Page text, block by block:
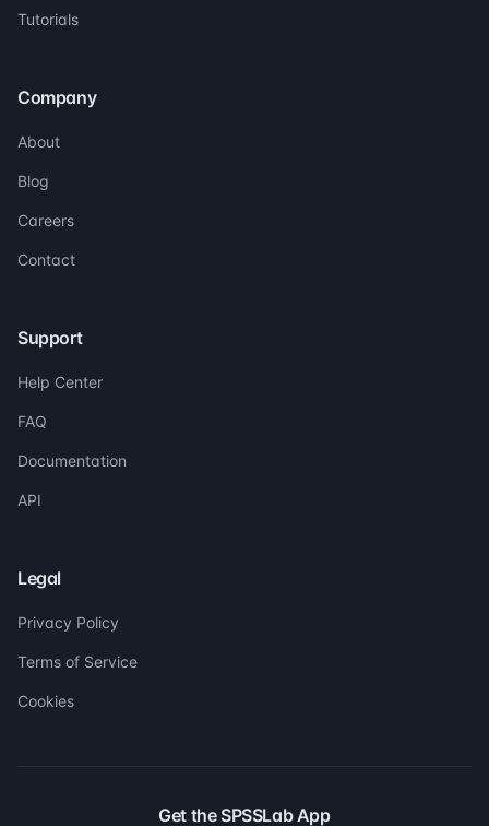
Tutorials
Company
About
Blog
Careers
Contact
Support
Help Center
FAQ
Documentation
API
Legal
Privacy Policy
Terms of Service
Cookies
Get the SPSSLab App